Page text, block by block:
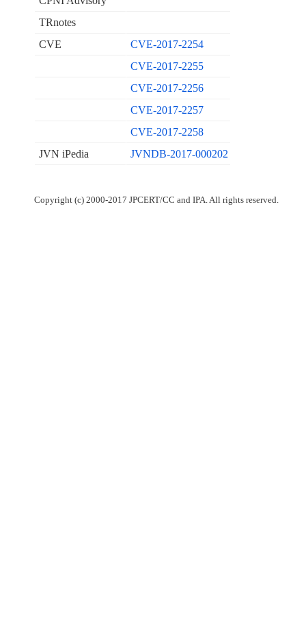
TRnotes
CVE
CVE-2017-2254
CVE-2017-2255
CVE-2017-2256
CVE-2017-2257
CVE-2017-2258
JVN iPedia
JVNDB-2017-000202
Copyright (c) 2000-2017 JPCERT/CC and IPA. All rights reserved.